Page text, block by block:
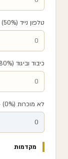
טלפון נייד (50%)
כיבוד וביגוד (80%)
לא מוכרות (0%) — אוטומטי
מקדמות